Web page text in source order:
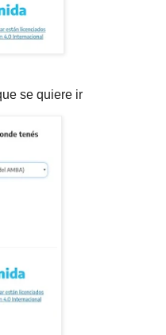
se quiere ir